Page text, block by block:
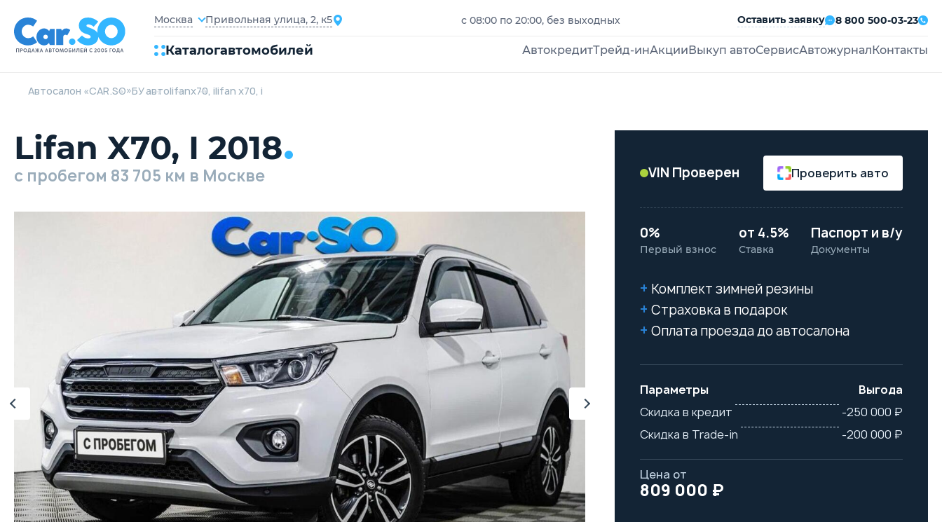
Москва Привольная улица, 2, к5 с 08:00 по 20:00, без выходных Оставить заявку 8 800 500-03-23
Каталогавтомобилей АвтокредитТрейд-инАкции Выкуп автоСервисАвтожурнал Контакты
Автосалон «CAR.SO»БУ автоlifanx70, ilifan x70, i
Lifan X70, I 2018
c пробегом 83 705 км в Москве VIN Проверен Проверить авто
0%
Первый взнос
от 4.5%
Ставка
Паспорт и в/у
Документы
Комплект зимней резины
Страховка в подарок
Оплата проезда до автосалона
Параметры
Выгода
Скидка в кредит
-250 000 ₽
Скидка в Trade-in
-200 000 ₽
Цена от
809 000 ₽